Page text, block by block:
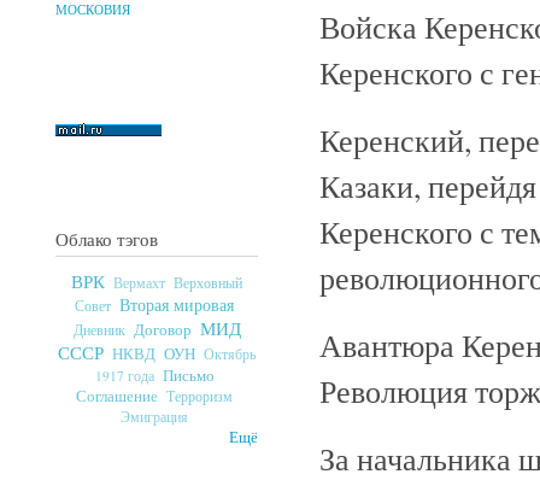
МОСКОВИЯ
Облако тэгов
ВРК Вермахт Верховный
Совет Вторая мировая
Дневник Договор МИД
СССР НКВД ОУН Октябрь
1917 года Письмо
Соглашение Терроризм
Эмиграция
Ещё
Войска
Керенского с
Керенский,
Казаки,
Керенского с
Авантюра
Революция
За начальника